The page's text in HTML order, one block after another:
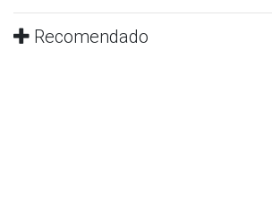
Recomendado